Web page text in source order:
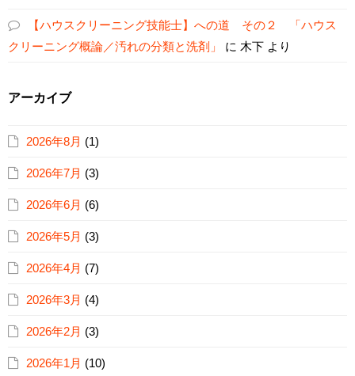
【ハウスクリーニング技能士】への道 その２ 「ハウス
クリーニング概論／汚れの分類と洗剤」
に 木下 より
アーカイブ
2026年8月 (1)
2026年7月 (3)
2026年6月 (6)
2026年5月 (3)
2026年4月 (7)
2026年3月 (4)
2026年2月 (3)
2026年1月 (10)